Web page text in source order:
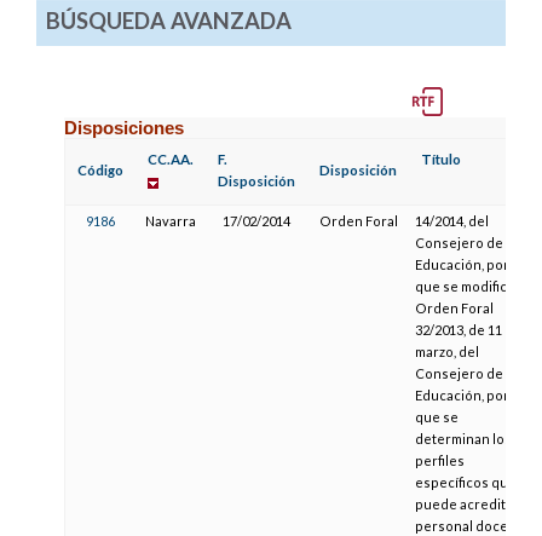
BÚSQUEDA AVANZADA
Disposiciones
Código
CC.AA.
F.
Disposición
Disposición
Título
9186 Navarra 17/02/2014 Orden Foral
14/2014, del
Consejero de
Educación, por la
que se modifica la
Orden Foral
32/2013, de 11 de
marzo, del
Consejero de
Educación, por la
que se
determinan los
perfiles
específicos que
puede acreditar el
personal docente